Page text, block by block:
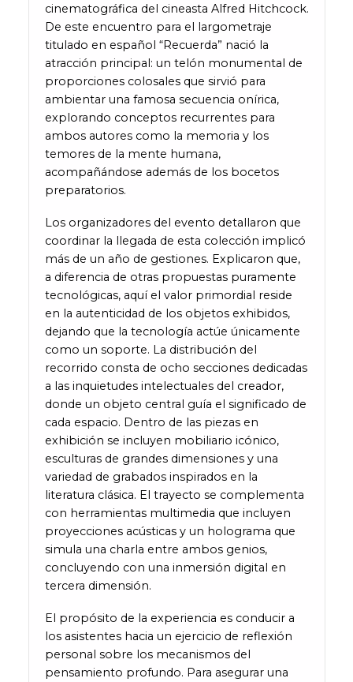
cinematográfica del cineasta Alfred Hitchcock.
De este encuentro para el largometraje
titulado en español “Recuerda” nació la
atracción principal: un telón monumental de
proporciones colosales que sirvió para
ambientar una famosa secuencia onírica,
explorando conceptos recurrentes para
ambos autores como la memoria y los
temores de la mente humana,
acompañándose además de los bocetos
preparatorios.
Los organizadores del evento detallaron que
coordinar la llegada de esta colección implicó
más de un año de gestiones. Explicaron que,
a diferencia de otras propuestas puramente
tecnológicas, aquí el valor primordial reside
en la autenticidad de los objetos exhibidos,
dejando que la tecnología actúe únicamente
como un soporte. La distribución del
recorrido consta de ocho secciones dedicadas
a las inquietudes intelectuales del creador,
donde un objeto central guía el significado de
cada espacio. Dentro de las piezas en
exhibición se incluyen mobiliario icónico,
esculturas de grandes dimensiones y una
variedad de grabados inspirados en la
literatura clásica. El trayecto se complementa
con herramientas multimedia que incluyen
proyecciones acústicas y un holograma que
simula una charla entre ambos genios,
concluyendo con una inmersión digital en
tercera dimensión.
El propósito de la experiencia es conducir a
los asistentes hacia un ejercicio de reflexión
personal sobre los mecanismos del
pensamiento profundo. Para asegurar una